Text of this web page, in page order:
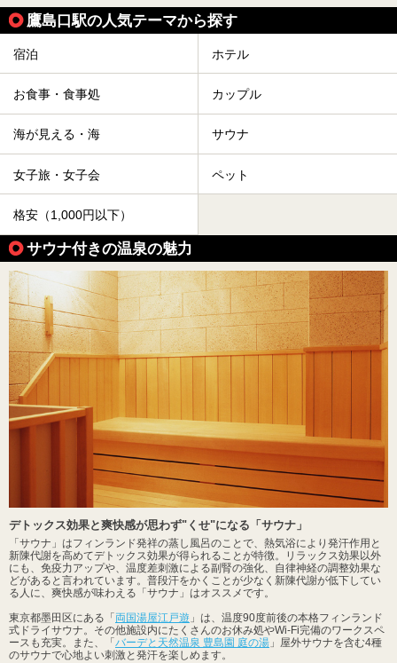
鷹島口駅の人気テーマから探す
宿泊 ホテル
お食事・食事処 カップル
海が見える・海 サウナ
女子旅・女子会 ペット
格安（1,000円以下）
サウナ付きの温泉の魅力
デトックス効果と爽快感が思わず"くせ"になる「サウナ」
「サウナ」はフィンランド発祥の蒸し風呂のことで、熱気浴により発汗作用と
新陳代謝を高めてデトックス効果が得られることが特徴。リラックス効果以外
にも、免疫力アップや、温度差刺激による副腎の強化、自律神経の調整効果な
どがあると言われています。普段汗をかくことが少なく新陳代謝が低下してい
る人に、爽快感が味わえる「サウナ」はオススメです。
東京都墨田区にある「 両国湯屋江戸遊 」は、温度90度前後の本格フィンランド
式ドライサウナ。その他施設内にたくさんのお休み処やWi-Fi完備のワークスペ
ースも充実。また、「 バーデと天然温泉 豊島園 庭の湯 」屋外サウナを含む4種
のサウナで心地よい刺激と発汗を楽しめます。